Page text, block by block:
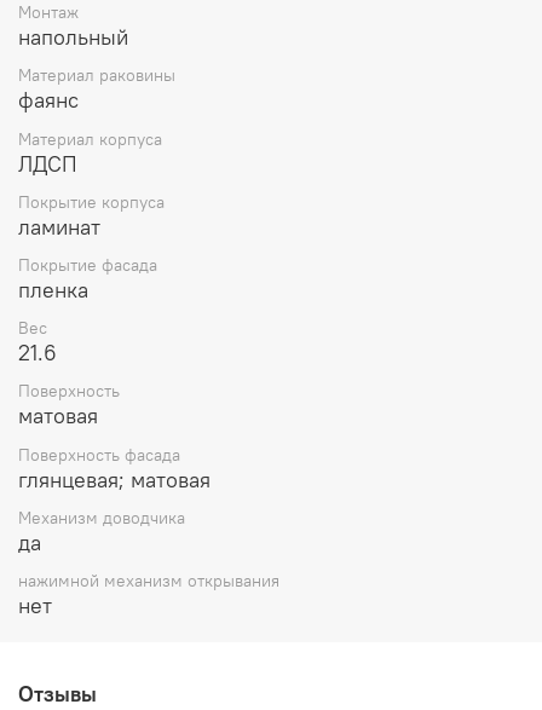
Монтаж
напольный
Материал раковины
фаянс
Материал корпуса
ЛДСП
Покрытие корпуса
ламинат
Покрытие фасада
пленка
Вес
21.6
Поверхность
матовая
Поверхность фасада
глянцевая; матовая
Механизм доводчика
да
нажимной механизм открывания
нет
Отзывы